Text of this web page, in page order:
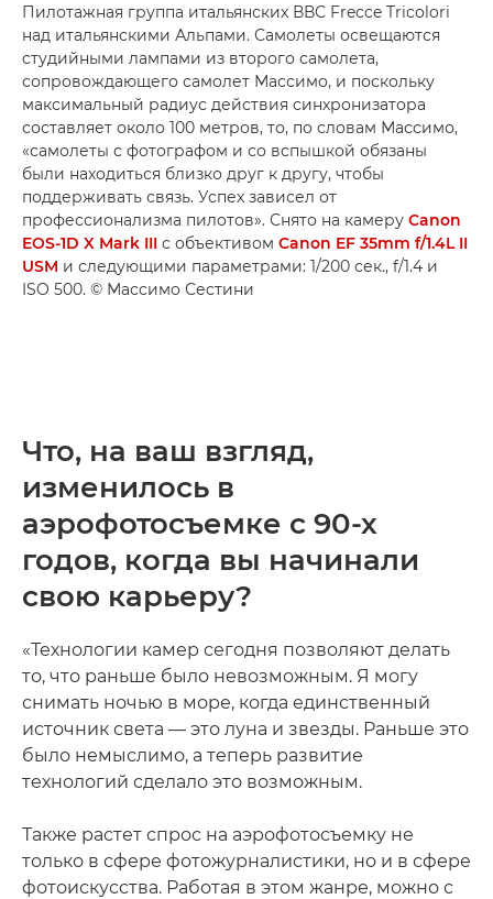
Пилотажная группа итальянских ВВС Frecce Tricolori
над итальянскими Альпами. Самолеты освещаются
студийными лампами из второго самолета,
сопровождающего самолет Массимо, и поскольку
максимальный радиус действия синхронизатора
составляет около 100 метров, то, по словам Массимо,
«самолеты с фотографом и со вспышкой обязаны
были находиться близко друг к другу, чтобы
поддерживать связь. Успех зависел от
профессионализма пилотов». Снято на камеру Canon
EOS-1D X Mark III с объективом Canon EF 35mm f/1.4L II
USM и следующими параметрами: 1/200 сек., f/1.4 и
ISO 500. © Массимо Сестини
Что, на ваш взгляд,
изменилось в
аэрофотосъемке с 90-х
годов, когда вы начинали
свою карьеру?
«Технологии камер сегодня позволяют делать
то, что раньше было невозможным. Я могу
снимать ночью в море, когда единственный
источник света — это луна и звезды. Раньше это
было немыслимо, а теперь развитие
технологий сделало это возможным.
Также растет спрос на аэрофотосъемку не
только в сфере фотожурналистики, но и в сфере
фотоискусства. Работая в этом жанре, можно с